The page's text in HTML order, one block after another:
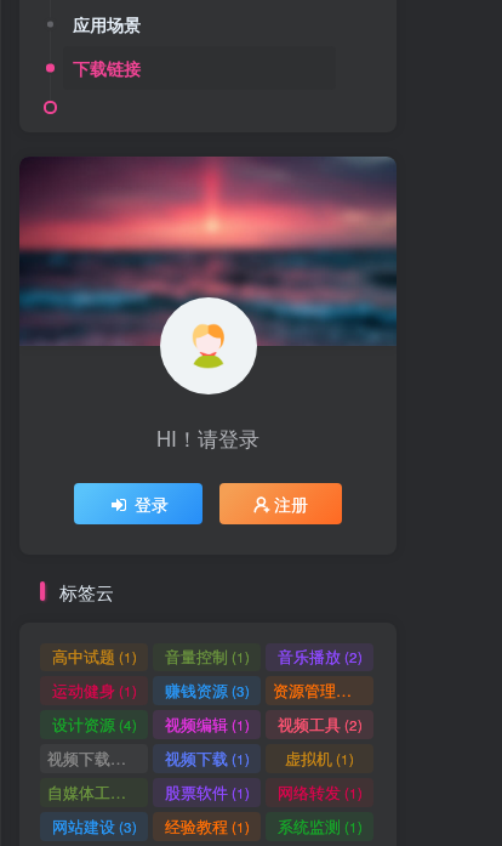
应用场景
下载链接
HI！请登录
登录 注册
标签云
高中试题 (1) 音量控制 (1) 音乐播放(2)
运动健身(1) 赚钱资源(3) 资源管理器
设计资源(4) 视频编辑(1) 视频工具(2)
视频下载工具 视频下载(1) 虚拟机(1)
自媒体工具 股票软件(1) 网络转发(1)
网站建设(3) 经验教程 (1) 系统监测 (1)